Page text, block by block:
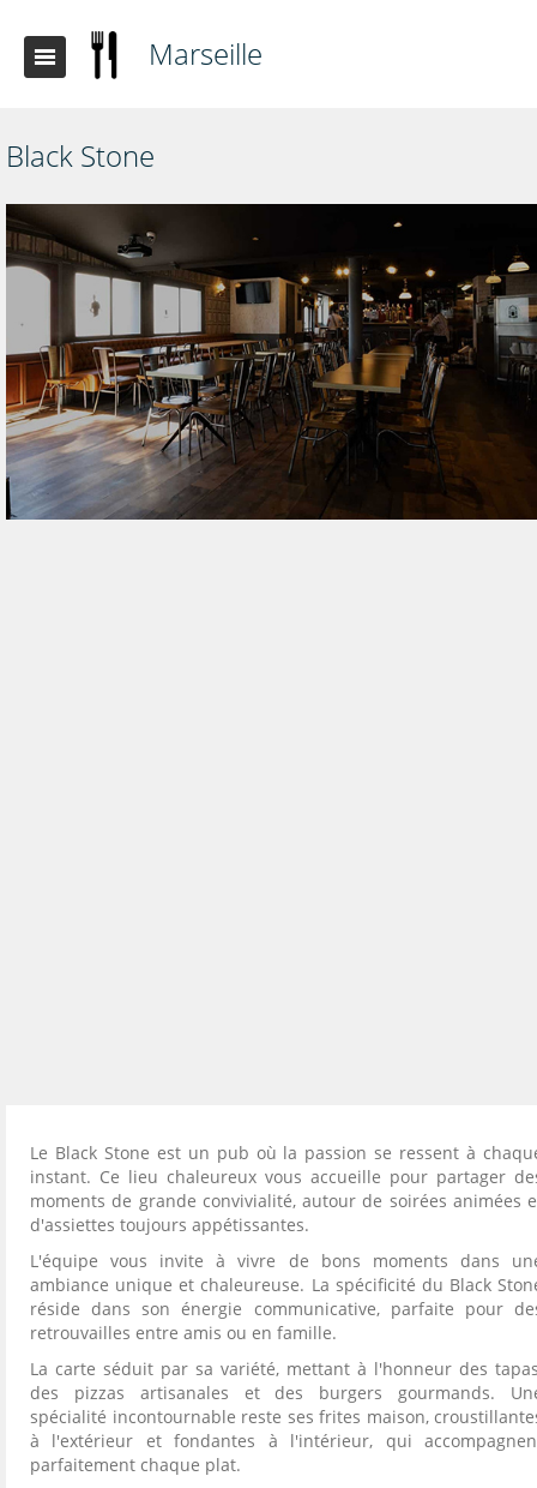
Marseille
Black Stone
Le Black Stone est un pub où la passion se ressent à
instant. Ce lieu chaleureux vous accueille pour partager
moments de grande convivialité, autour de soirées animées
d'assiettes toujours appétissantes.
L'équipe vous invite à vivre de bons moments dans
ambiance unique et chaleureuse. La spécificité du Black
réside dans son énergie communicative, parfaite pour
retrouvailles entre amis ou en famille.
La carte séduit par sa variété, mettant à l'honneur des
des pizzas artisanales et des burgers gourmands.
spécialité incontournable reste ses frites maison,
à l'extérieur et fondantes à l'intérieur, qui
parfaitement chaque plat.